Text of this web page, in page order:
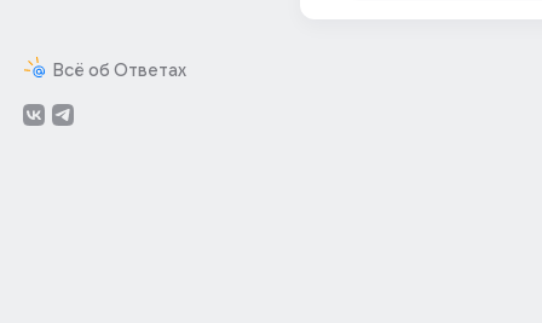
Всё об Ответах